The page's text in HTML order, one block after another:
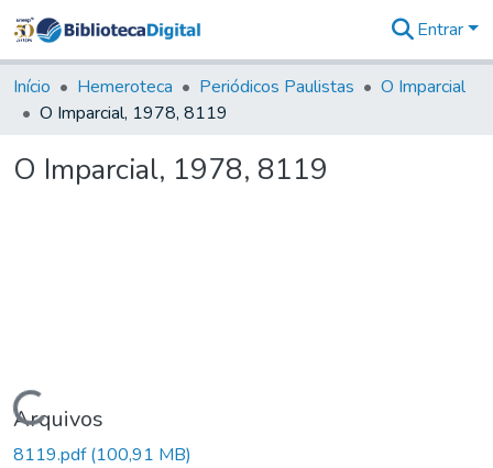
&
Coleções
Tudo na
Digital
Entrar
Início Hemeroteca Periódicos Paulistas
O Imparcial
O Imparcial, 1978, 8119
O Imparcial, 1978, 8119
Carregando...
Arquivos
8119.pdf(100,91 MB)